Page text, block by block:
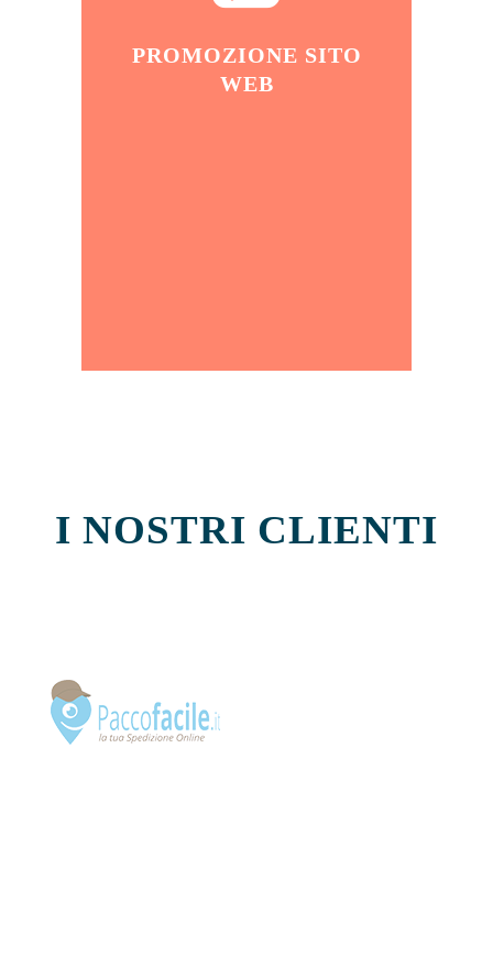
PROMOZIONE SITO
WEB
I NOSTRI CLIENTI